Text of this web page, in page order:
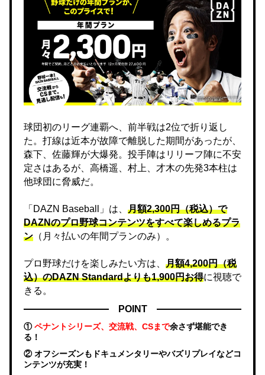
球団初のリーグ連覇へ、前半戦は2位で折り返し
た。打線は近本が故障で離脱した期間があったが、
森下、佐藤輝が大爆発。投手陣はリリーフ陣に不安
定さはあるが、高橋遥、村上、才木の先発3本柱は
他球団に脅威だ。
「DAZN Baseball」は、 月額2,300円（税込）で
DAZNのプロ野球コンテンツをすべて楽しめるプラ
ン （月々払いの年間プランのみ）。
プロ野球だけを楽しみたい方は、 月額4,200円（税
込）のDAZN Standard​よりも1,900円お得に視聴で
きる。
POINT
①ペナントシリーズ、交流戦、CSまで余さず堪能でき
る！
② オフシーズンもドキュメンタリーやバズリプレイなどコ
ンテンツが充実！